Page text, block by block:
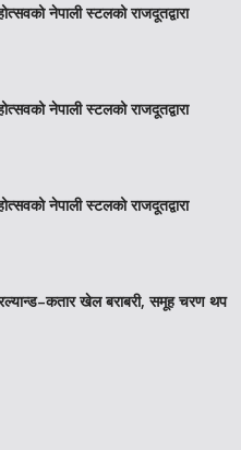
नेपाली स्टलको राजदूतद्वारा
नेपाली स्टलको राजदूतद्वारा
नेपाली स्टलको राजदूतद्वारा
खेल बराबरी, समूह चरण थप